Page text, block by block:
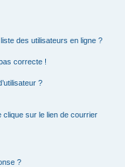
des utilisateurs en ligne ?
correcte !
?
clique sur le lien de courrier
?